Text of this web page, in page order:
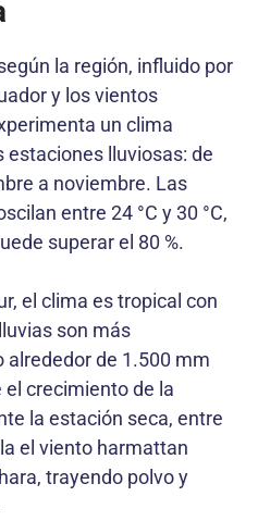
la región, influido por
y los vientos
un clima
lluviosas: de
a noviembre. Las
entre 24 °C y 30 °C,
superar el 80 %.
el clima es tropical con
son más
alrededor de 1.500 mm
el crecimiento de la
la estación seca, entre
el viento harmattan
trayendo polvo y